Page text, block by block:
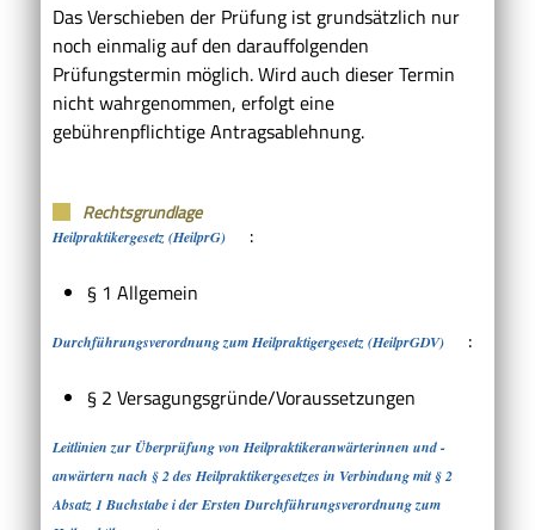
Das Verschieben der Prüfung ist grundsätzlich nur
noch einmalig auf den darauffolgenden
Prüfungstermin möglich. Wird auch dieser Termin
nicht wahrgenommen, erfolgt eine
gebührenpflichtige Antragsablehnung.
Rechtsgrundlage
Heilpraktikergesetz (HeilprG)
:
§ 1 Allgemein
Durchführungsverordnung zum Heilpraktigergesetz (HeilprGDV)
:
§ 2 Versagungsgründe/Voraussetzungen
Leitlinien zur Überprüfung von Heilpraktikeranwärterinnen und -
anwärtern nach § 2 des Heilpraktikergesetzes in Verbindung mit § 2
Absatz 1 Buchstabe i der Ersten Durchführungsverordnung zum